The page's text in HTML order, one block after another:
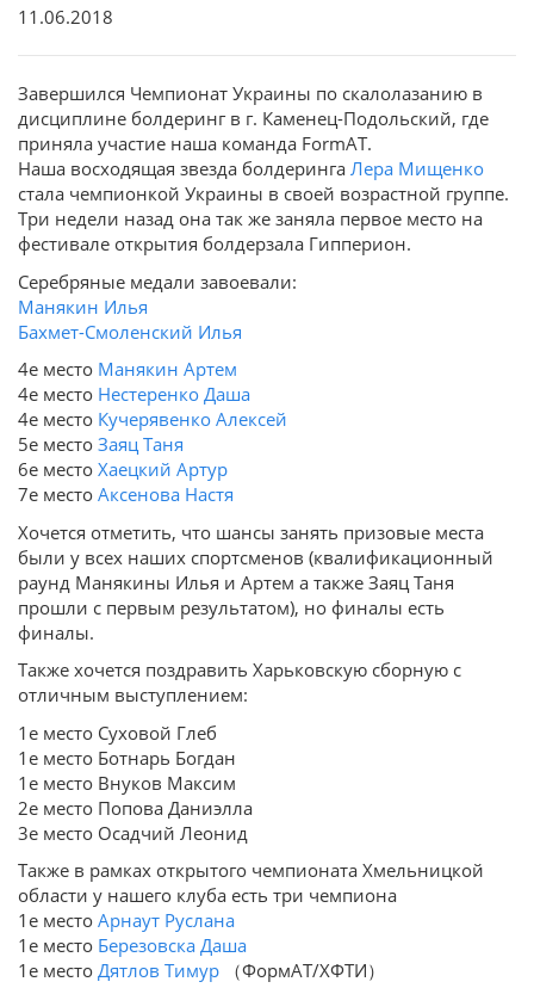
11.06.2018
Завершился Чемпионат Украины по скалолазанию в
дисциплине болдеринг в г. Каменец-Подольский, где
приняла участие наша команда FormAT.
Наша восходящая звезда болдеринга Лера Мищенко
стала чемпионкой Украины в своей возрастной группе.
Три недели назад она так же заняла первое место на
фестивале открытия болдерзала Гипперион.
Серебряные медали завоевали:
Манякин Илья
Бахмет-Смоленский Илья
4е место Манякин Артем
4е место Нестеренко Даша
4е место Кучерявенко Алексей
5е место Заяц Таня
6е место Хаецкий Артур
7е место Аксенова Настя
Хочется отметить, что шансы занять призовые места
были у всех наших спортсменов (квалификационный
раунд Манякины Илья и Артем а также Заяц Таня
прошли с первым результатом), но финалы есть
финалы.
Также хочется поздравить Харьковскую сборную с
отличным выступлением:
1е место Суховой Глеб
1е место Ботнарь Богдан
1е место Внуков Максим
2е место Попова Даниэлла
3е место Осадчий Леонид
Также в рамках открытого чемпионата Хмельницкой
области у нашего клуба есть три чемпиона
1е место Арнаут Руслана
1е место Березовска Даша
1е место Дятлов Тимур （ФормАТ/ХФТИ）